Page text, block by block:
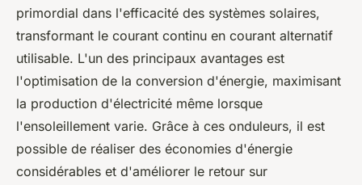
primordial dans l'efficacité des systèmes solaires,
transformant le courant continu en courant alternatif
utilisable. L'un des principaux avantages est
l'optimisation de la conversion d'énergie, maximisant
la production d'électricité même lorsque
l'ensoleillement varie. Grâce à ces onduleurs, il est
possible de réaliser des économies d'énergie
considérables et d'améliorer le retour sur